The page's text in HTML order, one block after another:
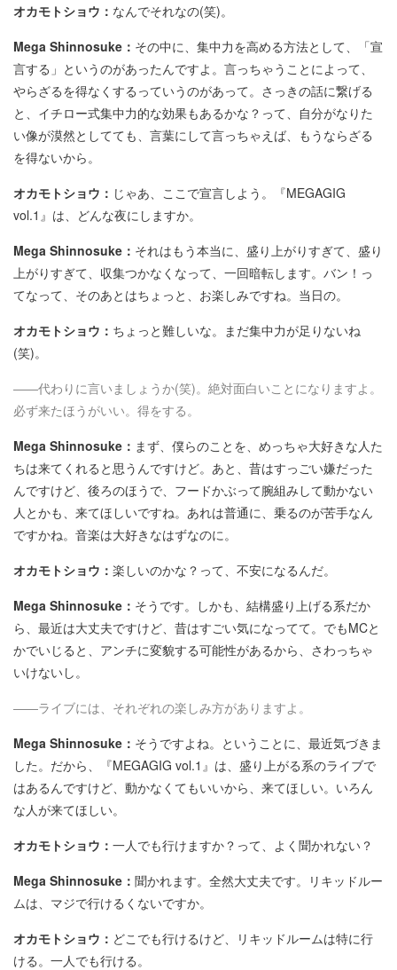
オカモトショウ： なんでそれなの(笑)。
Mega Shinnosuke： その中に、集中力を高める方法として、「宣
言する」というのがあったんですよ。言っちゃうことによって、
やらざるを得なくするっていうのがあって。さっきの話に繋げる
と、イチロー式集中力的な効果もあるかな？って、自分がなりた
い像が漠然としてても、言葉にして言っちゃえば、もうならざる
を得ないから。
オカモトショウ： じゃあ、ここで宣言しよう。『MEGAGIG
vol.1』は、どんな夜にしますか。
Mega Shinnosuke： それはもう本当に、盛り上がりすぎて、盛り
上がりすぎて、収集つかなくなって、一回暗転します。バン！っ
てなって、そのあとはちょっと、お楽しみですね。当日の。
オカモトショウ： ちょっと難しいな。まだ集中力が足りないね
(笑)。
――代わりに言いましょうか(笑)。絶対面白いことになりますよ。
必ず来たほうがいい。得をする。
Mega Shinnosuke： まず、僕らのことを、めっちゃ大好きな人た
ちは来てくれると思うんですけど。あと、昔はすっごい嫌だった
んですけど、後ろのほうで、フードかぶって腕組みして動かない
人とかも、来てほしいですね。あれは普通に、乗るのが苦手なん
ですかね。音楽は大好きなはずなのに。
オカモトショウ： 楽しいのかな？って、不安になるんだ。
Mega Shinnosuke： そうです。しかも、結構盛り上げる系だか
ら、最近は大丈夫ですけど、昔はすごい気になってて。でもMCと
かでいじると、アンチに変貌する可能性があるから、さわっちゃ
いけないし。
――ライブには、それぞれの楽しみ方がありますよ。
Mega Shinnosuke： そうですよね。ということに、最近気づきま
した。だから、『MEGAGIG vol.1』は、盛り上がる系のライブで
はあるんですけど、動かなくてもいいから、来てほしい。いろん
な人が来てほしい。
オカモトショウ： 一人でも行けますか？って、よく聞かれない？
Mega Shinnosuke： 聞かれます。全然大丈夫です。リキッドルー
ムは、マジで行けるくないですか。
オカモトショウ： どこでも行けるけど、リキッドルームは特に行
ける。一人でも行ける。